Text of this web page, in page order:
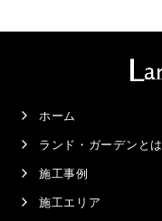
ホーム
ランド・ガーデンとは
施工事例
施工エリア